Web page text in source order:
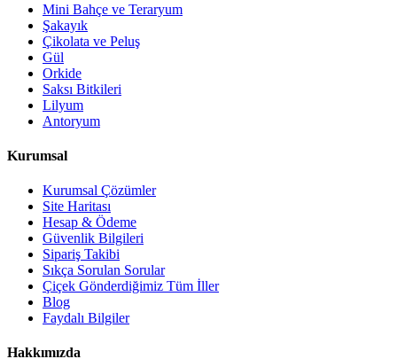
Mini Bahçe ve Teraryum
Şakayık
Çikolata ve Peluş
Gül
Orkide
Saksı Bitkileri
Lilyum
Antoryum
Kurumsal
Kurumsal Çözümler
Site Haritası
Hesap & Ödeme
Güvenlik Bilgileri
Sipariş Takibi
Sıkça Sorulan Sorular
Çiçek Gönderdiğimiz Tüm İller
Blog
Faydalı Bilgiler
Hakkımızda